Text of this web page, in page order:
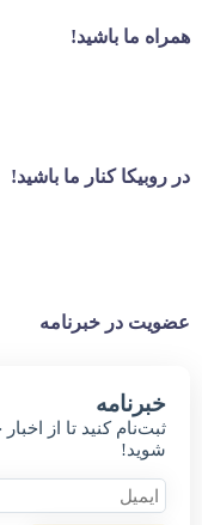
همراه ما باشید!
در روبیکا کنار ما باشید!
عضویت در خبرنامه
خبر‌نامه
ثبت‌نام کنید تا از
شوید!